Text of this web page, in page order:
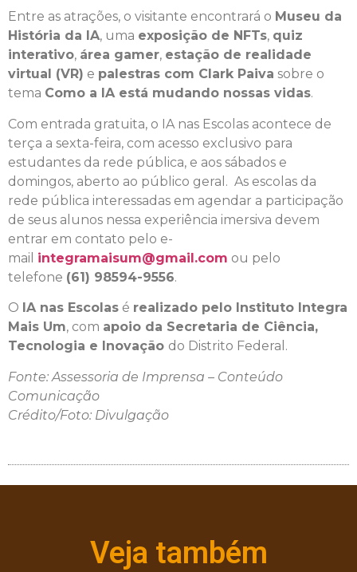
Entre as atrações, o visitante encontrará o Museu da
História da IA, uma exposição de NFTs, quiz
interativo, área gamer, estação de realidade
virtual (VR) e palestras com Clark Paiva sobre o
tema Como a IA está mudando nossas vidas.
Com entrada gratuita, o IA nas Escolas acontece de
terça a sexta-feira, com acesso exclusivo para
estudantes da rede pública, e aos sábados e
domingos, aberto ao público geral. As escolas da
rede pública interessadas em agendar a participação
de seus alunos nessa experiência imersiva devem
entrar em contato pelo e-
mail integramaisum@gmail.com ou pelo
telefone (61) 98594-9556.
O IA nas Escolas é realizado pelo Instituto Integra
Mais Um, com apoio da Secretaria de Ciência,
Tecnologia e Inovação do Distrito Federal.
Fonte: Assessoria de Imprensa – Conteúdo
Comunicação
Crédito/Foto: Divulgação
Veja também